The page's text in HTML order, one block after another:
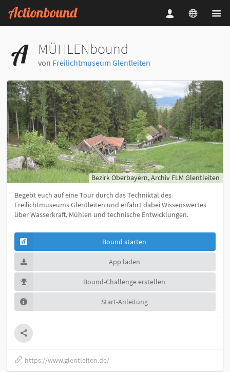
MÜHLENbound
von Freilichtmuseum Glentleiten
Bezirk Oberbayern, Archiv FLM Glentleiten
Begebt euch auf eine Tour durch das Techniktal des
Freilichtmuseums Glentleiten und erfahrt dabei Wissenswertes
über Wasserkraft, Mühlen und technische Entwicklungen.
Bound starten
App laden
Bound-Challenge erstellen
Start-Anleitung
https://www.glentleiten.de/